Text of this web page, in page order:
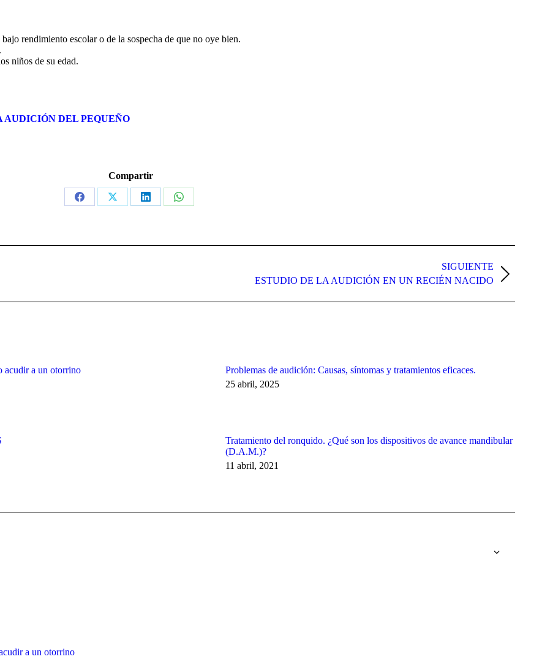
rendimiento escolar o de la sospecha de que no oye bien.
niños de su edad.
DEL PEQUEÑO
Compartir
Share
Share
Share
Share
SIGUIENTE
ESTUDIO DE LA AUDICIÓN EN UN RECIÉN NACIDO
acudir a un otorrino
Problemas de audición: Causas, síntomas y tratamientos eficaces.
25 abril, 2025
Tratamiento del ronquido. ¿Qué son los dispositivos de avance mandibular
(D.A.M.)?
11 abril, 2021
a un otorrino